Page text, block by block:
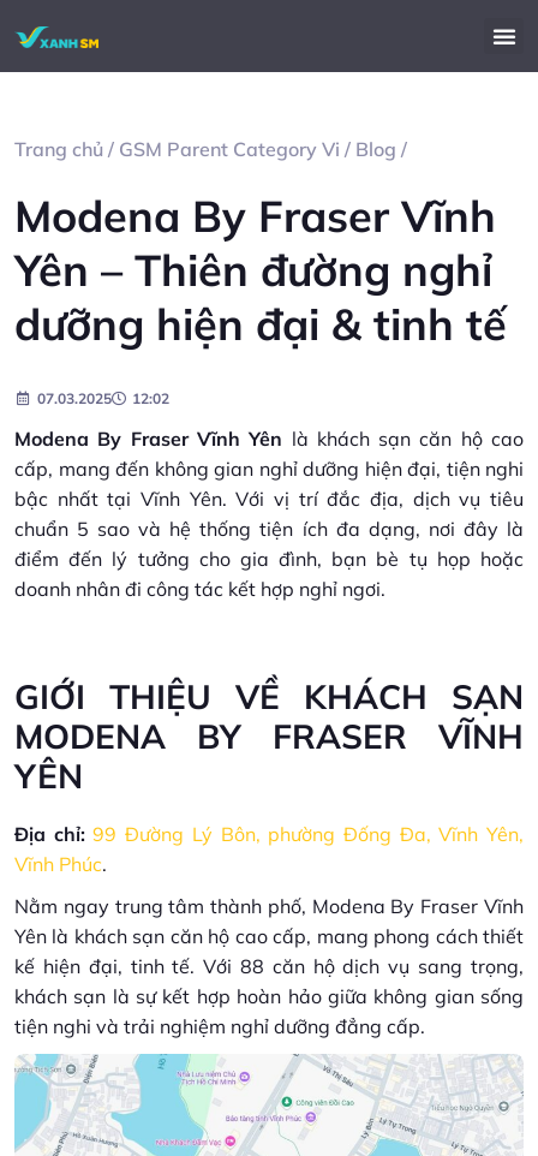
Trang chủ / GSM Parent Category Vi / Blog /
Modena By Fraser Vĩnh
Yên – Thiên đường nghỉ
dưỡng hiện đại & tinh tế
07.03.2025 12:02
Modena By Fraser Vĩnh Yên là khách sạn căn hộ cao
cấp, mang đến không gian nghỉ dưỡng hiện đại, tiện nghi
bậc nhất tại Vĩnh Yên. Với vị trí đắc địa, dịch vụ tiêu
chuẩn 5 sao và hệ thống tiện ích đa dạng, nơi đây là
điểm đến lý tưởng cho gia đình, bạn bè tụ họp hoặc
doanh nhân đi công tác kết hợp nghỉ ngơi.
GIỚI THIỆU VỀ KHÁCH SẠN
MODENA BY FRASER VĨNH
YÊN
Địa chỉ:99 Đường Lý Bôn, phường Đống Đa, Vĩnh Yên,
Vĩnh Phúc.
Nằm ngay trung tâm thành phố, Modena By Fraser Vĩnh
Yên là khách sạn căn hộ cao cấp, mang phong cách thiết
kế hiện đại, tinh tế. Với 88 căn hộ dịch vụ sang trọng,
khách sạn là sự kết hợp hoàn hảo giữa không gian sống
tiện nghi và trải nghiệm nghỉ dưỡng đẳng cấp.